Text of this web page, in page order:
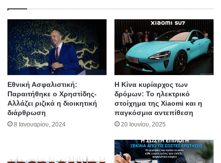
Εθνική Ασφαλιστική:
Παραιτήθηκε ο Χρηστίδης-
Αλλάζει ριζικά η διοικητική
διάρθρωση
8 Ιανουαρίου, 2024
Η Κίνα κυρίαρχος των
δρόμων: Το ηλεκτρικό
στοίχημα της Xiaomi και η
παγκόσμια αντεπίθεση
20 Ιουνίου, 2025